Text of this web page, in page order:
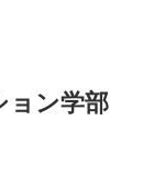
ョン学部